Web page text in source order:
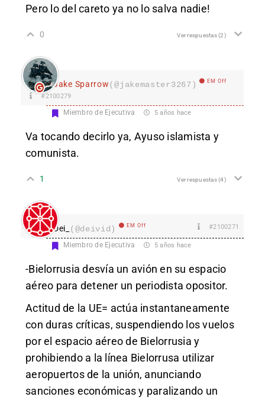
Pero lo del careto ya no lo salva nadie!
0 Ver respuestas(2)
Jake Sparrow(@jakemaster3267) EM Off
#2100279
Miembro de Ejecutiva 5 años hace
Va tocando decirlo ya, Ayuso islamista y
comunista.
1 Ver respuestas(4)
Dei_ (@deivid) EM Off #2100271
Miembro de Ejecutiva 5 años hace
-Bielorrusia desvía un avión en su espacio
aéreo para detener un periodista opositor.
Actitud de la UE= actúa instantaneamente
con duras críticas, suspendiendo los vuelos
por el espacio aéreo de Bielorrusia y
prohibiendo a la línea Bielorrusa utilizar
aeropuertos de la unión, anunciando
sanciones económicas y paralizando un